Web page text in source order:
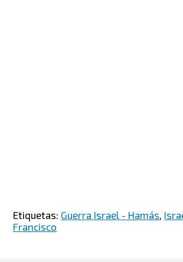
Etiquetas: Guerra Israel - Hamás,
Francisco